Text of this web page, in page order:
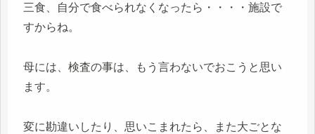
三食、自分で食べられなくなったら・・・・施設で
すからね。
母には、検査の事は、もう言わないでおこうと思い
ます。
変に勘違いしたり、思いこまれたら、また大ごとな